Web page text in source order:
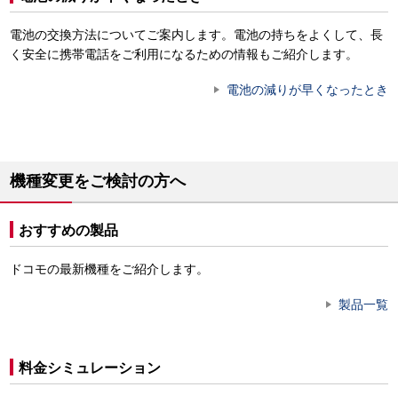
電池の交換方法についてご案内します。電池の持ちをよくして、長
く安全に携帯電話をご利用になるための情報もご紹介します。
電池の減りが早くなったとき
機種変更をご検討の方へ
おすすめの製品
ドコモの最新機種をご紹介します。
製品一覧
料金シミュレーション